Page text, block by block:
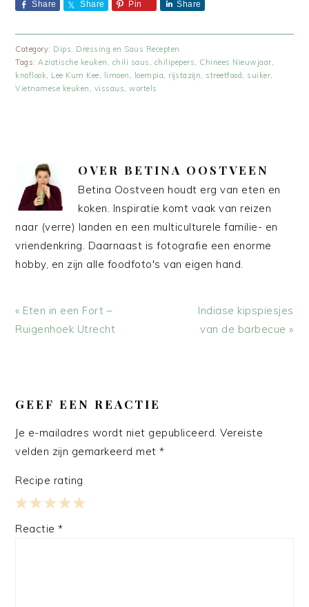
Share Share Pin Share
Category: Dips, Dressing en Saus Recepten
Tags:Aziatische keuken , chili saus , chilipepers, Chinees Nieuwjaar,
knoflook, Lee Kum Kee, limoen , loempia, rijstazijn, streetfood , suiker,
Vietnamese keuken , vissaus,wortels
OVERBETINA OOSTVEEN
Betina Oostveen houdt erg van eten en
koken. Inspiratie komt vaak van reizen
naar (verre) landen en een multiculturele familie- en
vriendenkring. Daarnaast is fotografie een enorme
hobby, en zijn alle foodfoto's van eigen hand.
Vorig
bericht:
« Eten in een Fort –
Ruigenhoek Utrecht
Volgend
bericht:
Indiase kipspiesjes
van de barbecue »
INTERACTIES
GEEF EEN REACTIE
Je e-mailadres wordt niet gepubliceerd. Vereiste
velden zijn gemarkeerd met*
Recipe rating
4
3
2
1
Reactie*